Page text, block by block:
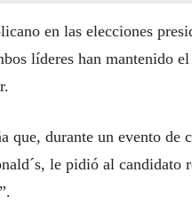
en las elecciones
líderes han mantenido
que, durante un evento de
le pidió al candidato